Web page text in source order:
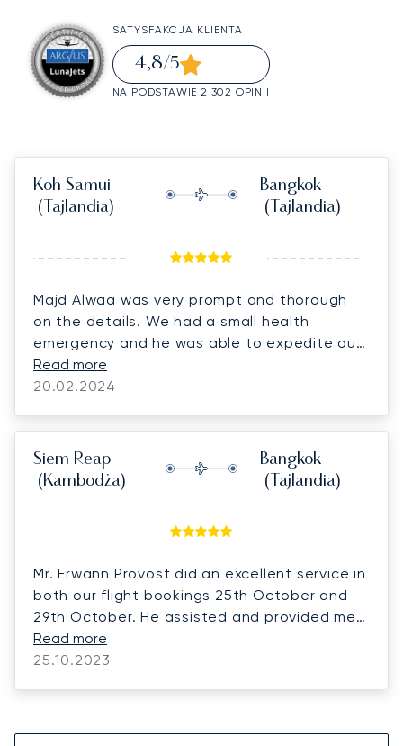
SATYSFAKCJA KLIENTA
4,8/5
NA PODSTAWIE 2 302 OPINII
Koh Samui
(Tajlandia)
Bangkok
(Tajlandia)
Majd Alwaa was very prompt and thorough
on the details. We had a small health
emergency and he was able to expedite our
trip and then followed up at each step. It
was a pleasurable experience considering
Read more
20.02.2024
Siem Reap
(Kambodża)
Bangkok
(Tajlandia)
Mr. Erwann Provost did an excellent service in
both our flight bookings 25th October and
29th October. He assisted and provided me
at the best he could. Hence, meeting our
company owner's high expectations. We will
Read more
25.10.2023